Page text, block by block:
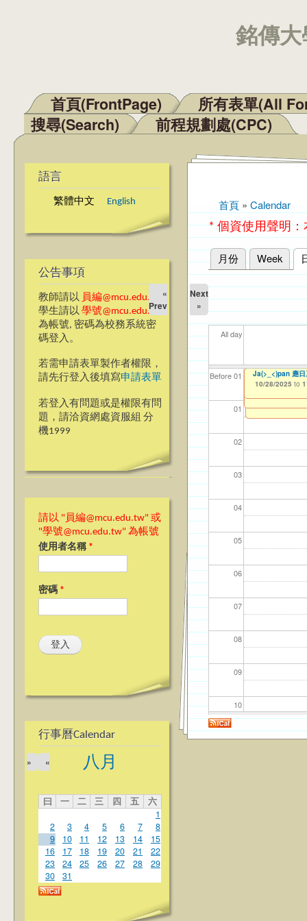
銘傳
主選單
首頁(FrontPage)
所有表單(All
搜尋(Search)
前程規劃處(CPC)
語言
繁體中文 English
公告事項
教師請以 員編@mcu.edu.tw
學生請以 學號@mcu.edu.tw
為帳號, 密碼為校務系統密
碼登入。
若需申請表單製作者權限，
請先行登入後填寫申請表單
若登入有問題或是權限有問
題，請洽資網處資服組 分
機1999
請以 "員編@mcu.edu.tw" 或
"學號@mcu.edu.tw" 為帳號
使用者名稱 *
密碼 *
行事曆Calendar
八月
«
»
曰 一 二 三 四 五
六
1
2
3 4 5 6 7
8
9
10 11 12 13 14
15
16
17 18 19 20 21
22
23
24 25 26 27 28
29
30
31
您在這裡
首頁 » Calendar
* 個資使用聲明
主要索引標籤
月份 Week
«
Prev
Next
»
All day
Before 01
01
02
03
04
05
06
07
08
09
10
11
【資網處】
整合系統～表單
【財務處】工讀
11/12/2021 to
【財務處】漏打
錄
114學年度前程
表(服務學習教師
114
02/
114
03/
【
07/
114
09/
教
11/
商
11/
Ja>_<pan2026
10/23/2025 to
【研究發展處】
Application
Ja(>_<)pan 應日
10/28/2025 to